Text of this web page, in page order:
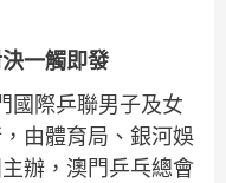
一觸即發
國際乒聯男子及女
由體育局、銀河娛
辦，澳門乒乓總會